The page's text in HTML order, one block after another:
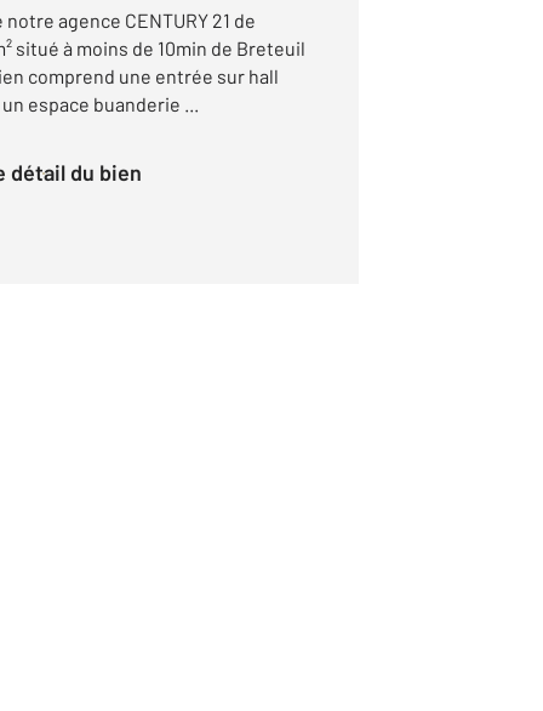
agence CENTURY 21 de
situé à moins de 10min de Breteuil
comprend une entrée sur hall
espace buanderie ...
détail du bien